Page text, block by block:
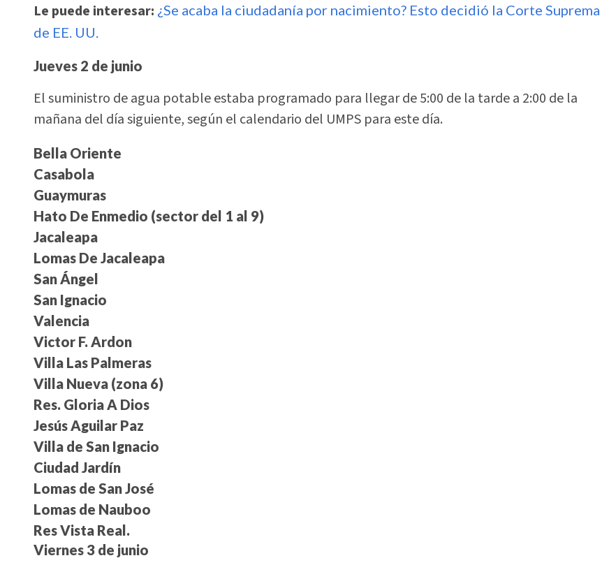
Le puede interesar: ¿Se acaba la ciudadanía por nacimiento? Esto decidió la Corte Suprema
de EE. UU.
Jueves 2 de junio
El suministro de agua potable estaba programado para llegar de 5:00 de la tarde a 2:00 de la
mañana del día siguiente, según el calendario del UMPS para este día.
Bella Oriente
Casabola
Guaymuras
Hato De Enmedio (sector del 1 al 9)
Jacaleapa
Lomas De Jacaleapa
San Ángel
San Ignacio
Valencia
Victor F. Ardon
Villa Las Palmeras
Villa Nueva (zona 6)
Res. Gloria A Dios
Jesús Aguilar Paz
Villa de San Ignacio
Ciudad Jardín
Lomas de San José
Lomas de Nauboo
Res Vista Real.
Viernes 3 de junio